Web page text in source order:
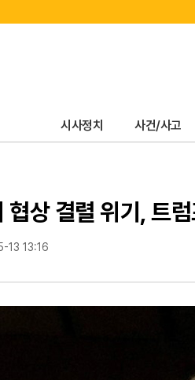
시사정치 사건/사고
협상 결렬 위기, 트
13 13:16